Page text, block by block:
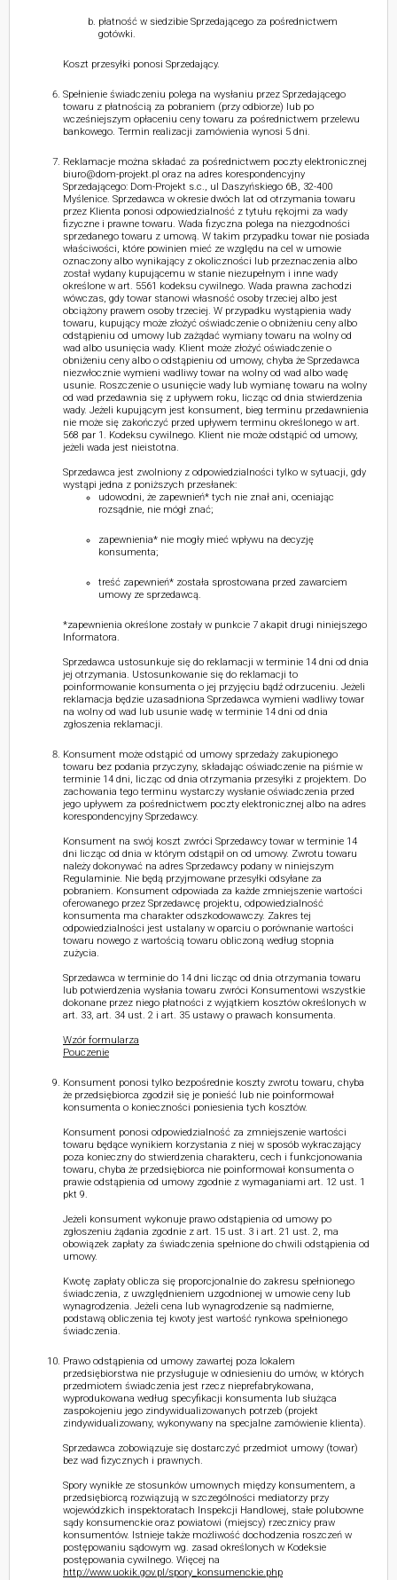
płatność w siedzibie Sprzedającego za pośrednictwem
gotówki.
Koszt przesyłki ponosi Sprzedający.
Spełnienie świadczeniu polega na wysłaniu przez Sprzedającego
towaru z płatnością za pobraniem (przy odbiorze) lub po
wcześniejszym opłaceniu ceny towaru za pośrednictwem przelewu
bankowego. Termin realizacji zamówienia wynosi 5 dni.
Reklamacje można składać za pośrednictwem poczty elektronicznej
biuro@dom-projekt.pl oraz na adres korespondencyjny
Sprzedającego: Dom-Projekt s.c., ul Daszyńskiego 6B, 32-400
Myślenice. Sprzedawca w okresie dwóch lat od otrzymania towaru
przez Klienta ponosi odpowiedzialność z tytułu rękojmi za wady
fizyczne i prawne towaru. Wada fizyczna polega na niezgodności
sprzedanego towaru z umową. W takim przypadku towar nie posiada
właściwości, które powinien mieć ze względu na cel w umowie
oznaczony albo wynikający z okoliczności lub przeznaczenia albo
został wydany kupującemu w stanie niezupełnym i inne wady
określone w art. 5561 kodeksu cywilnego. Wada prawna zachodzi
wówczas, gdy towar stanowi własność osoby trzeciej albo jest
obciążony prawem osoby trzeciej. W przypadku wystąpienia wady
towaru, kupujący może złożyć oświadczenie o obniżeniu ceny albo
odstąpieniu od umowy lub zażądać wymiany towaru na wolny od
wad albo usunięcia wady. Klient może złożyć oświadczenie o
obniżeniu ceny albo o odstąpieniu od umowy, chyba że Sprzedawca
niezwłocznie wymieni wadliwy towar na wolny od wad albo wadę
usunie. Roszczenie o usunięcie wady lub wymianę towaru na wolny
od wad przedawnia się z upływem roku, licząc od dnia stwierdzenia
wady. Jeżeli kupującym jest konsument, bieg terminu przedawnienia
nie może się zakończyć przed upływem terminu określonego w art.
568 par 1. Kodeksu cywilnego. Klient nie może odstąpić od umowy,
jeżeli wada jest nieistotna.
Sprzedawca jest zwolniony z odpowiedzialności tylko w sytuacji, gdy
wystąpi jedna z poniższych przesłanek:
udowodni, że zapewnień* tych nie znał ani, oceniając
rozsądnie, nie mógł znać;
zapewnienia* nie mogły mieć wpływu na decyzję
konsumenta;
treść zapewnień* została sprostowana przed zawarciem
umowy ze sprzedawcą.
*zapewnienia określone zostały w punkcie 7 akapit drugi niniejszego
Informatora.
Sprzedawca ustosunkuje się do reklamacji w terminie 14 dni od dnia
jej otrzymania. Ustosunkowanie się do reklamacji to
poinformowanie konsumenta o jej przyjęciu bądź odrzuceniu. Jeżeli
reklamacja będzie uzasadniona Sprzedawca wymieni wadliwy towar
na wolny od wad lub usunie wadę w terminie 14 dni od dnia
zgłoszenia reklamacji.
Konsument może odstąpić od umowy sprzedaży zakupionego
towaru bez podania przyczyny, składając oświadczenie na piśmie w
terminie 14 dni, licząc od dnia otrzymania przesyłki z projektem. Do
zachowania tego terminu wystarczy wysłanie oświadczenia przed
jego upływem za pośrednictwem poczty elektronicznej albo na adres
korespondencyjny Sprzedawcy.
Konsument na swój koszt zwróci Sprzedawcy towar w terminie 14
dni licząc od dnia w którym odstąpił on od umowy. Zwrotu towaru
należy dokonywać na adres Sprzedawcy podany w niniejszym
Regulaminie. Nie będą przyjmowane przesyłki odsyłane za
pobraniem. Konsument odpowiada za każde zmniejszenie wartości
oferowanego przez Sprzedawcę projektu, odpowiedzialność
konsumenta ma charakter odszkodowawczy. Zakres tej
odpowiedzialności jest ustalany w oparciu o porównanie wartości
towaru nowego z wartością towaru obliczoną według stopnia
zużycia.
Sprzedawca w terminie do 14 dni licząc od dnia otrzymania towaru
lub potwierdzenia wysłania towaru zwróci Konsumentowi wszystkie
dokonane przez niego płatności z wyjątkiem kosztów określonych w
art. 33, art. 34 ust. 2 i art. 35 ustawy o prawach konsumenta.
Wzór formularza
Pouczenie
Konsument ponosi tylko bezpośrednie koszty zwrotu towaru, chyba
że przedsiębiorca zgodził się je ponieść lub nie poinformował
konsumenta o konieczności poniesienia tych kosztów.
Konsument ponosi odpowiedzialność za zmniejszenie wartości
towaru będące wynikiem korzystania z niej w sposób wykraczający
poza konieczny do stwierdzenia charakteru, cech i funkcjonowania
towaru, chyba że przedsiębiorca nie poinformował konsumenta o
prawie odstąpienia od umowy zgodnie z wymaganiami art. 12 ust. 1
pkt 9.
Jeżeli konsument wykonuje prawo odstąpienia od umowy po
zgłoszeniu żądania zgodnie z art. 15 ust. 3 i art. 21 ust. 2, ma
obowiązek zapłaty za świadczenia spełnione do chwili odstąpienia od
umowy.
Kwotę zapłaty oblicza się proporcjonalnie do zakresu spełnionego
świadczenia, z uwzględnieniem uzgodnionej w umowie ceny lub
wynagrodzenia. Jeżeli cena lub wynagrodzenie są nadmierne,
podstawą obliczenia tej kwoty jest wartość rynkowa spełnionego
świadczenia.
Prawo odstąpienia od umowy zawartej poza lokalem
przedsiębiorstwa nie przysługuje w odniesieniu do umów, w których
przedmiotem świadczenia jest rzecz nieprefabrykowana,
wyprodukowana według specyfikacji konsumenta lub służąca
zaspokojeniu jego zindywidualizowanych potrzeb (projekt
zindywidualizowany, wykonywany na specjalne zamówienie klienta).
Sprzedawca zobowiązuje się dostarczyć przedmiot umowy (towar)
bez wad fizycznych i prawnych.
Spory wynikłe ze stosunków umownych między konsumentem, a
przedsiębiorcą rozwiązują w szczególności mediatorzy przy
wojewódzkich inspektoratach Inspekcji Handlowej, stałe polubowne
sądy konsumenckie oraz powiatowi (miejscy) rzecznicy praw
konsumentów. Istnieje także możliwość dochodzenia roszczeń w
postępowaniu sądowym wg. zasad określonych w Kodeksie
postępowania cywilnego. Więcej na
http://www.uokik.gov.pl/spory_konsumenckie.php